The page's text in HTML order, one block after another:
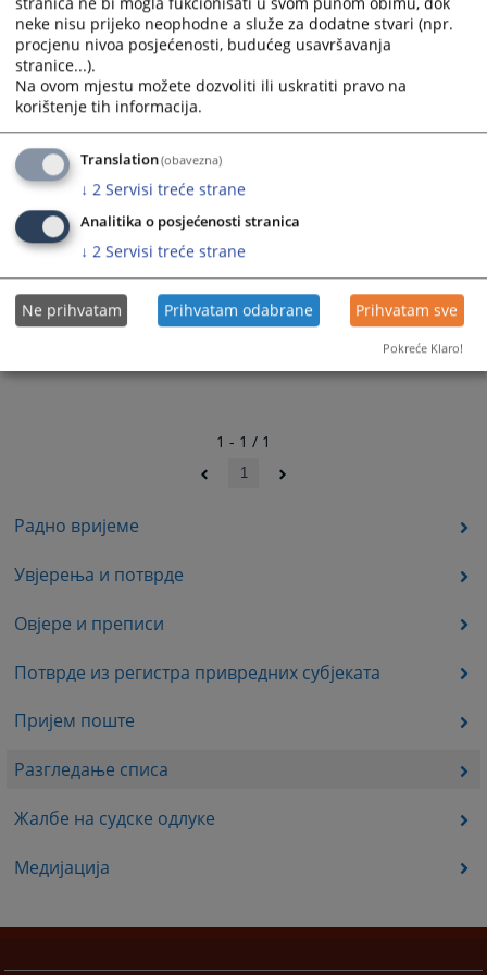
Радно вријеме
Увјерења и потврде
Овјере и преписи
Потврде из регистра привредних субјеката
Пријем поште
Разгледање списа
Жалбе на судске одлуке
Медијација
Увид у спис увијек ће се вршити у присуству овлаштеног радника
суда.
1588ПРЕГЛЕДА
1 - 1 / 1
1
neke nisu prijeko neophodne a služe za dodatne stvari (npr.
procjenu nivoa posjećenosti, budućeg usavršavanja
stranice...).
Na ovom mjestu možete dozvoliti ili uskratiti pravo na
korištenje tih informacija.
Translation(obavezna)
↓ 2 Servisi treće strane
Analitika o posjećenosti stranica
↓ 2 Servisi treće strane
Ne prihvatam Prihvatam odabrane Prihvatam sve
Pokreće Klaro!